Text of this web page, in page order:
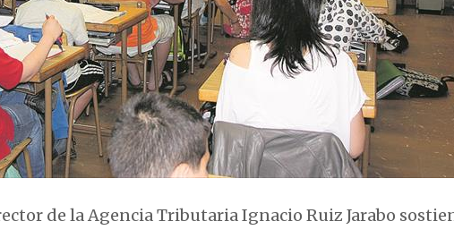
de la Agencia Tributaria Ignacio Ruiz Jarabo